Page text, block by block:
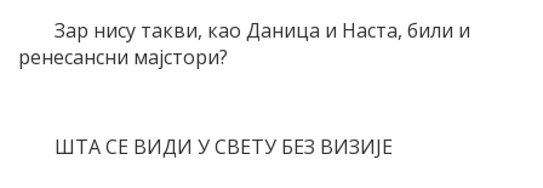
Зар нису такви, као Даница и Наста, били и
ренесансни мајстори?
ШТА СЕ ВИДИ У СВЕТУ БЕЗ ВИЗИЈЕ